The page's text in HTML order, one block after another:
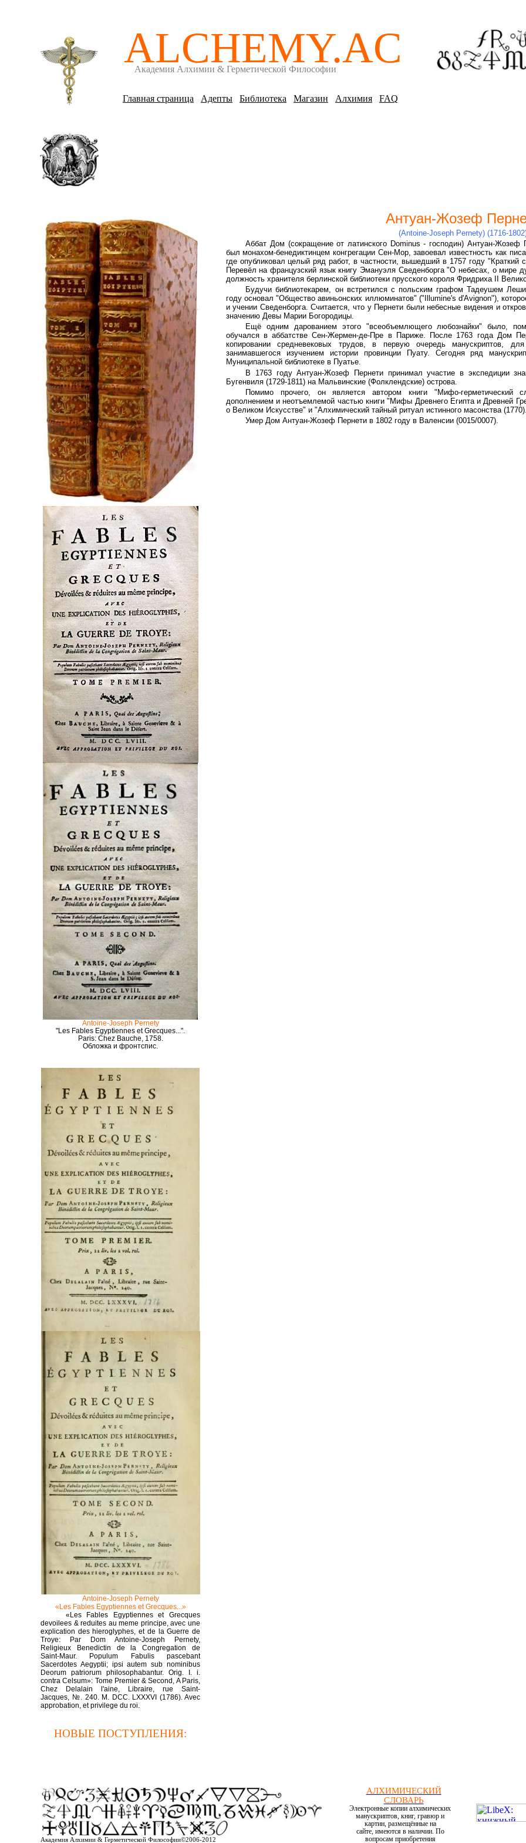
ALCHEMY.AC
Академия Алхимии & Герметической Философии
Главная страница Адепты Библиотека Магазин Алхимия FAQ
Antoine-Joseph Pernety
"Les Fables Egyptiennes et Grecques...".
Paris: Chez Bauche, 1758.
Обложка и фронтспис.
Antoine-Joseph Pernety
«Les Fables Egyptiennes et Grecques...»
«Les Fables Egyptiennes et Grecques
devoilees & reduites au meme principe, avec une
explication des hieroglyphes, et de la Guerre de
Troye: Par Dom Antoine-Joseph Pernety,
Religieux Benedictin de la Congregation de
Saint-Maur. Populum Fabulis pascebant
Sacerdotes Aegyptii; ipsi autem sub nominibus
Deorum patriorum philosophabantur. Orig. I. i.
contra Celsum»: Tome Premier & Second, A Paris,
Chez Delalain l'aine, Libraire, rue Saint-
Jacques, №. 240. M. DCC. LXXXVI (1786). Avec
approbation, et privilege du roi.
НОВЫЕ ПОСТУПЛЕНИЯ:
Антуан-Жозеф
(Antoine-Joseph Pernety) (1716-
Аббат Дом (сокращение от латинского Dominus - господин) Антуан-
был монахом-бенедиктинцем конгрегации Сен-Мор, завоевал известность как
где опубликовал целый ряд работ, в частности, вышедший в 1757 году "Краткий
Перевёл на французский язык книгу Эмануэля Сведенборга "О небесах, о мире
должность хранителя берлинской библиотеки прусского короля Фридриха II
Будучи библиотекарем, он встретился с польским графом Тадеушем
году основал "Общество авиньонских иллюминатов" ("Illumine's d'Avignon"),
и учении Сведенборга. Считается, что у Пернети были небесные видения и
значению Девы Марии Богородицы.
Ещё одним дарованием этого "всеобъемлющего любознайки" было,
обучался в аббатстве Сен-Жермен-де-Пре в Париже. После 1763 года Дом
копировании средневековых трудов, в первую очередь манускриптов,
занимавшегося изучением истории провинции Пуату. Сегодня ряд
Муниципальной библиотеке в Пуатье.
В 1763 году Антуан-Жозеф Пернети принимал участие в экспедиции
Бугенвиля (1729-1811) на Мальвинские (Фолклендские) острова.
Помимо прочего, он является автором книги "Мифо-герметический
дополнением и неотъемлемой частью книги "Мифы Древнего Египта и Древней
о Великом Искусстве" и "Алхимический тайный ритуал истинного масонства (1770).
Умер Дом Антуан-Жозеф Пернети в 1802 году в Валенсии (0015/0007).
Академия Алхимии & Герметической Философии©2006-2012
АЛХИМИЧЕСКИЙ
СЛОВАРЬ
Электронные копии алхимических
манускриптов, книг, гравюр и
картин, размещённые на
сайте, имеются в наличии. По
вопросам приобретения